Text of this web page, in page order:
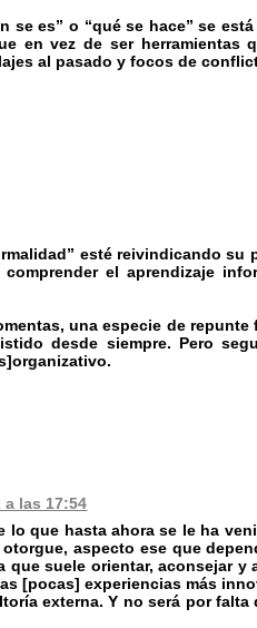
se es” o “qué se hace” se
en vez de ser herramientas
al pasado y focos de
esté reivindicando
el aprendizaje
una especie de
desde siempre. Pero
a las 17:54
que hasta ahora se le ha
aspecto ese que
suele orientar, aconsejar y
[pocas] experiencias más
externa. Y no será por